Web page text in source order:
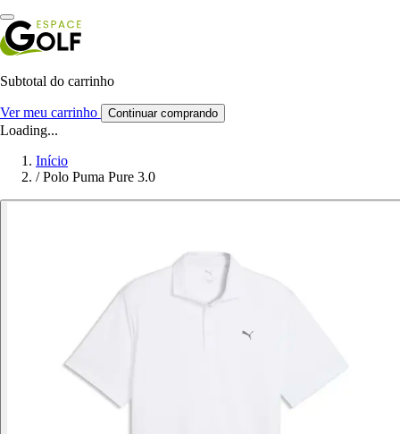
Subtotal do carrinho
Ver meu carrinho Continuar comprando
Loading...
Início
/ Polo Puma Pure 3.0